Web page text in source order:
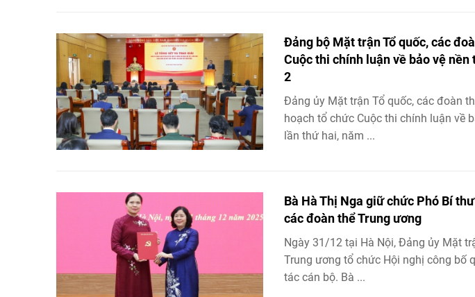
Đảng bộ Mặt trận Tổ quốc, các
Cuộc thi chính luận về bảo vệ
2
Đảng ủy Mặt trận Tổ quốc, các đoàn
hoạch tổ chức Cuộc thi chính luận về
lần thứ hai, năm ...
Bà Hà Thị Nga giữ chức Phó Bí
các đoàn thể Trung ương
Ngày 31/12 tại Hà Nội, Đảng ủy Mặt
Trung ương tổ chức Hội nghị công bố
tác cán bộ. Bà ...